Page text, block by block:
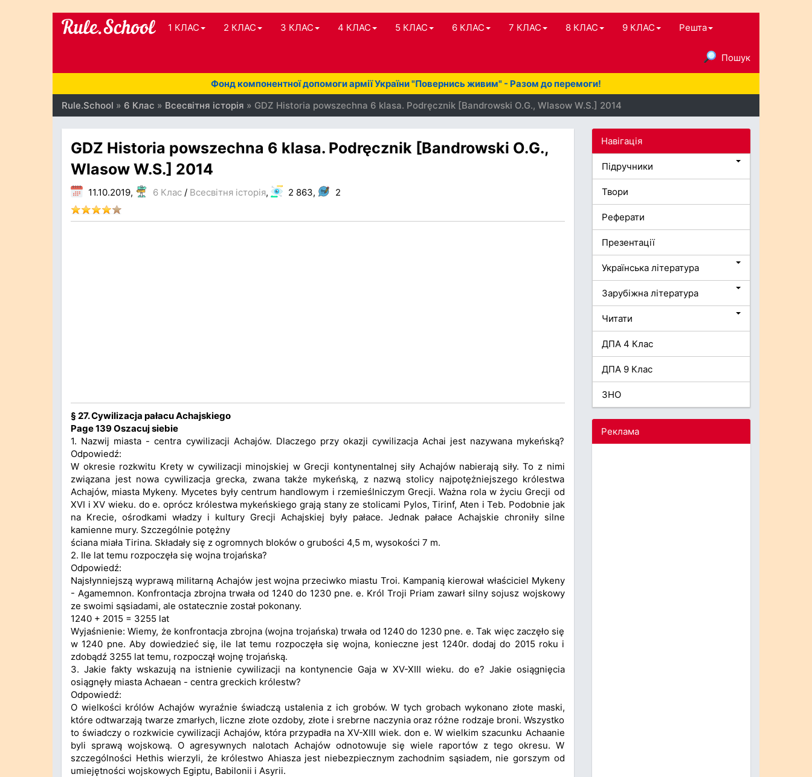
1 КЛАС 2 КЛАС 3 КЛАС 4 КЛАС 5 КЛАС 6 КЛАС 7 КЛАС 8 КЛАС 9 КЛАС Решта
Пошук
Фонд компонентної допомоги армії України "Повернись живим" - Разом до перемоги!
Rule.School » 6 Клас » Всесвітня історія » GDZ Historia powszechna 6 klasa. Podręcznik [Bandrowski O.G., Wlasow W.S.] 2014
GDZ Historia powszechna 6 klasa. Podręcznik [Bandrowski O.G.,
Wlasow W.S.] 2014
11.10.2019, 6 Клас / Всесвітня історія, 2 863, 2
§ 27. Cywilizacja pałacu Achajskiego
Page 139 Oszacuj siebie
1. Nazwij miasta - centra cywilizacji Achajów. Dlaczego przy okazji cywilizacja Achai jest nazywana mykeńską?
Odpowiedź:
W okresie rozkwitu Krety w cywilizacji minojskiej w Grecji kontynentalnej siły Achajów nabierają siły. To z nimi
związana jest nowa cywilizacja grecka, zwana także mykeńską, z nazwą stolicy najpotężniejszego królestwa
Achajów, miasta Mykeny. Mycetes były centrum handlowym i rzemieślniczym Grecji. Ważna rola w życiu Grecji od
XVI i XV wieku. do e. oprócz królestwa mykeńskiego grają stany ze stolicami Pylos, Tirinf, Aten i Teb. Podobnie jak
na Krecie, ośrodkami władzy i kultury Grecji Achajskiej były pałace. Jednak pałace Achajskie chroniły silne
kamienne mury. Szczególnie potężny
ściana miała Tirina. Składały się z ogromnych bloków o grubości 4,5 m, wysokości 7 m.
2. Ile lat temu rozpoczęła się wojna trojańska?
Odpowiedź:
Najsłynniejszą wyprawą militarną Achajów jest wojna przeciwko miastu Troi. Kampanią kierował właściciel Mykeny
- Agamemnon. Konfrontacja zbrojna trwała od 1240 do 1230 pne. e. Król Troji Priam zawarł silny sojusz wojskowy
ze swoimi sąsiadami, ale ostatecznie został pokonany.
1240 + 2015 = 3255 lat
Wyjaśnienie: Wiemy, że konfrontacja zbrojna (wojna trojańska) trwała od 1240 do 1230 pne. e. Tak więc zaczęło się
w 1240 pne. Aby dowiedzieć się, ile lat temu rozpoczęła się wojna, konieczne jest 1240r. dodaj do 2015 roku i
zdobądź 3255 lat temu, rozpoczął wojnę trojańską.
3. Jakie fakty wskazują na istnienie cywilizacji na kontynencie Gaja w XV-XIII wieku. do e? Jakie osiągnięcia
osiągnęły miasta Achaean - centra greckich królestw?
Odpowiedź:
O wielkości królów Achajów wyraźnie świadczą ustalenia z ich grobów. W tych grobach wykonano złote maski,
które odtwarzają twarze zmarłych, liczne złote ozdoby, złote i srebrne naczynia oraz różne rodzaje broni. Wszystko
to świadczy o rozkwicie cywilizacji Achajów, która przypadła na XV-XIII wiek. don e. W wielkim szacunku Achaanie
byli sprawą wojskową. O agresywnych nalotach Achajów odnotowuje się wiele raportów z tego okresu. W
szczególności Hethis wierzyli, że królestwo Ahiasza jest niebezpiecznym zachodnim sąsiadem, nie gorszym od
umiejętności wojskowych Egiptu, Babilonii i Asyrii.
Навігація
Підручники
Твори
Реферати
Презентації
Українська література
Зарубіжна література
Читати
ДПА 4 Клас
ДПА 9 Клас
ЗНО
Реклама